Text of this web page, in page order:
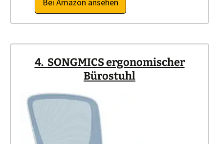
4. SONGMICS ergonomischer
Bürostuhl